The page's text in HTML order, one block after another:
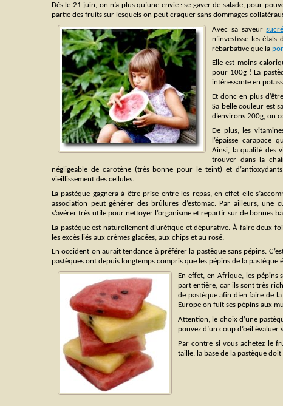
Dès le 21 juin, on n’a plus qu’une envie : se gaver de salade, pour
partie des fruits sur lesquels on peut craquer sans dommages
Avec sa saveur
n’investisse les
rébarbative que la
Elle est moins
pour 100g ! La
intéressante en
Et donc en plus
Sa belle couleur est
d’environs 200g, on
De plus, les
l’épaisse carapace
Ainsi, la qualité des
trouver dans la
négligeable de carotène (très bonne pour le teint) et
vieillissement des cellules.
La pastèque gagnera à être prise entre les repas, en effet elle
association peut générer des brûlures d’estomac. Par ailleurs, une
s’avérer très utile pour nettoyer l’organisme et repartir sur de bonnes
La pastèque est naturellement diurétique et dépurative. À faire deux
les excès liés aux crèmes glacées, aux chips et au rosé.
En occident on aurait tendance à préférer la pastèque sans pépins.
pastèques ont depuis longtemps compris que les pépins de la pastèque
En effet, en Afrique, les pépins
part entière, car ils sont très
de pastèque afin d’en faire de
Europe on fuit ses pépins aux
Attention, le choix d’une
pouvez d’un coup d’œil évaluer
Par contre si vous achetez le
taille, la base de la pastèque